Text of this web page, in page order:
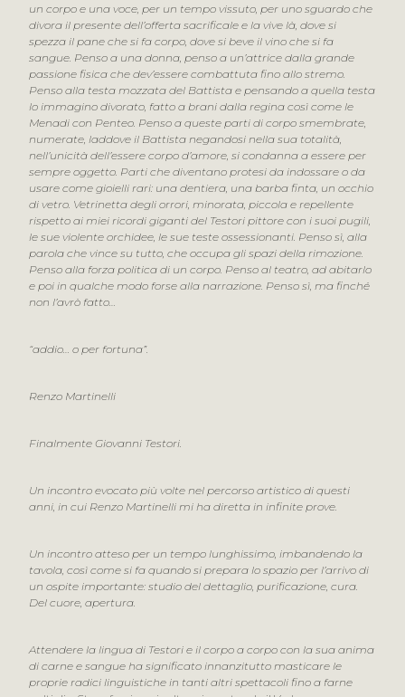
un corpo e una voce, per un tempo vissuto, per uno sguardo che
divora il presente dell’offerta sacrificale e la vive là, dove si
spezza il pane che si fa corpo, dove si beve il vino che si fa
sangue. Penso a una donna, penso a un’attrice dalla grande
passione fisica che dev’essere combattuta fino allo stremo.
Penso alla testa mozzata del Battista e pensando a quella testa
lo immagino divorato, fatto a brani dalla regina così come le
Menadi con Penteo. Penso a queste parti di corpo smembrate,
numerate, laddove il Battista negandosi nella sua totalità,
nell’unicità dell’essere corpo d’amore, si condanna a essere per
sempre oggetto. Parti che diventano protesi da indossare o da
usare come gioielli rari: una dentiera, una barba finta, un occhio
di vetro. Vetrinetta degli orrori, minorata, piccola e repellente
rispetto ai miei ricordi giganti del Testori pittore con i suoi pugili,
le sue violente orchidee, le sue teste ossessionanti. Penso sì, alla
parola che vince su tutto, che occupa gli spazi della rimozione.
Penso alla forza politica di un corpo. Penso al teatro, ad abitarlo
e poi in qualche modo forse alla narrazione. Penso sì, ma finché
non l’avrò fatto…
“addio… o per fortuna”.
Renzo Martinelli
Finalmente Giovanni Testori.
Un incontro evocato più volte nel percorso artistico di questi
anni, in cui Renzo Martinelli mi ha diretta in infinite prove.
Un incontro atteso per un tempo lunghissimo, imbandendo la
tavola, così come si fa quando si prepara lo spazio per l’arrivo di
un ospite importante: studio del dettaglio, purificazione, cura.
Del cuore, apertura.
Attendere la lingua di Testori e il corpo a corpo con la sua anima
di carne e sangue ha significato innanzitutto masticare le
proprie radici linguistiche in tanti altri spettacoli fino a farne